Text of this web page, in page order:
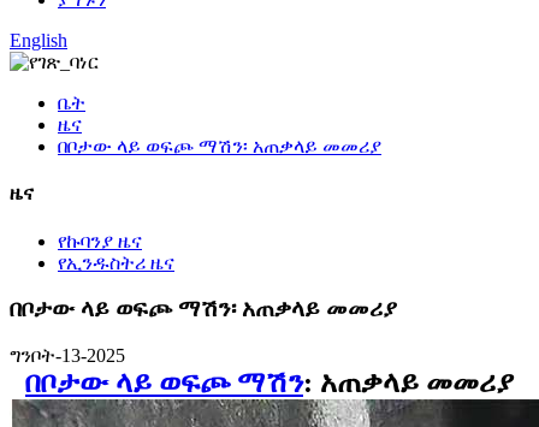
English
ቤት
ዜና
በቦታው ላይ ወፍጮ ማሽን፡ አጠቃላይ መመሪያ
ዜና
የኩባንያ ዜና
የኢንዱስትሪ ዜና
በቦታው ላይ ወፍጮ ማሽን፡ አጠቃላይ መመሪያ
ግንቦት-13-2025
በቦታው ላይ ወፍጮ ማሽን: አጠቃላይ መመሪያ